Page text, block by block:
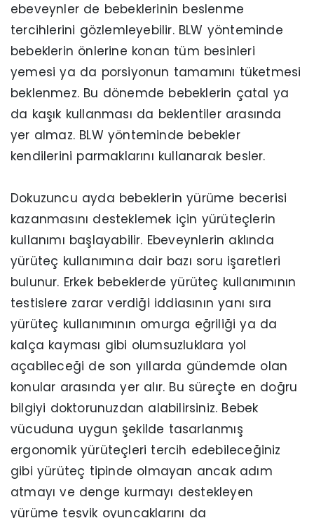
ebeveynler de bebeklerinin beslenme
tercihlerini gözlemleyebilir. BLW yönteminde
bebeklerin önlerine konan tüm besinleri
yemesi ya da porsiyonun tamamını tüketmesi
beklenmez. Bu dönemde bebeklerin çatal ya
da kaşık kullanması da beklentiler arasında
yer almaz. BLW yönteminde bebekler
kendilerini parmaklarını kullanarak besler.
Dokuzuncu ayda bebeklerin yürüme becerisi
kazanmasını desteklemek için yürüteçlerin
kullanımı başlayabilir. Ebeveynlerin aklında
yürüteç kullanımına dair bazı soru işaretleri
bulunur. Erkek bebeklerde yürüteç kullanımının
testislere zarar verdiği iddiasının yanı sıra
yürüteç kullanımının omurga eğriliği ya da
kalça kayması gibi olumsuzluklara yol
açabileceği de son yıllarda gündemde olan
konular arasında yer alır. Bu süreçte en doğru
bilgiyi doktorunuzdan alabilirsiniz. Bebek
vücuduna uygun şekilde tasarlanmış
ergonomik yürüteçleri tercih edebileceğiniz
gibi yürüteç tipinde olmayan ancak adım
atmayı ve denge kurmayı destekleyen
yürüme teşvik oyuncaklarını da